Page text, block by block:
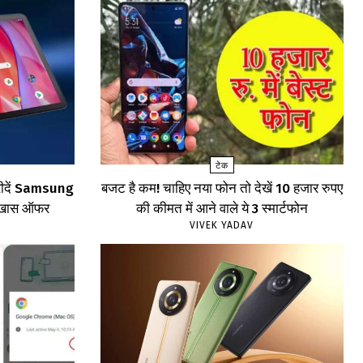
Samsung
ऑफर
टेक
बजट है कम! चाहिए नया फोन तो देखें 10 हजार रुपए
की कीमत में आने वाले ये 3 स्मार्टफोन
VIVEK YADAV